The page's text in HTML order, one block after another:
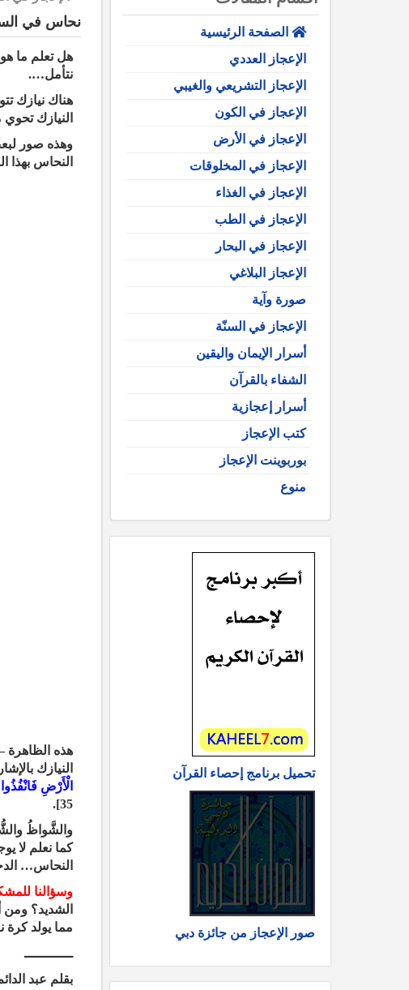
الصفحة الرئيسية
الإعجاز العددي
الإعجاز التشريعي والغيبي
الإعجاز في الكون
الإعجاز في الأرض
الإعجاز في المخلوقات
الإعجاز في الغذاء
الإعجاز في الطب
الإعجاز في البحار
الإعجاز البلاغي
صورة وآية
الإعجاز في السنّة
أسرار الإيمان واليقين
الشفاء بالقرآن
أسرار إعجازية
كتب الإعجاز
بوربوينت الإعجاز
منوع
تحميل برنامج إحصاء القرآن
صور الإعجاز من جائزة دبي
نحاس في
هل تعلم ما
نتأمل….
هناك نيازك
النيازك
وهذه صور
النحاس بهذا
هذه الظاهرة
النيازك
الْأَرْضِ
35].
والشَّواظُ
كما نعلم لا
النحاس…
وسؤالنا
الشديد؟
مما يولد كرة
ــــــــــــ
بقلم عبد